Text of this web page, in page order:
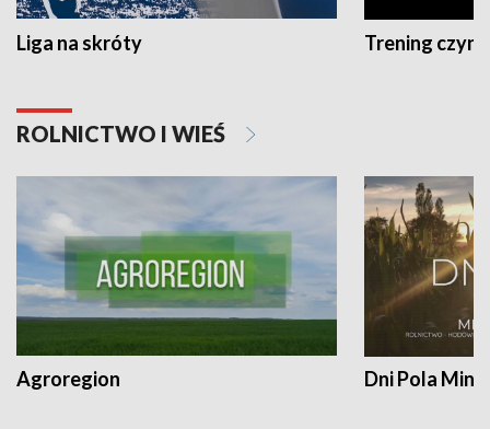
Liga na skróty Trening czyni
ROLNICTWO I WIEŚ
Agroregion Dni Pola